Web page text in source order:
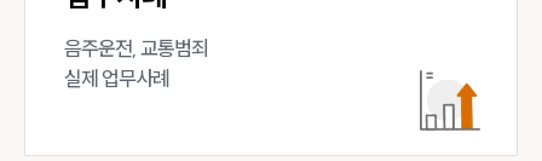
음주운전, 교통범죄
실제 업무사례